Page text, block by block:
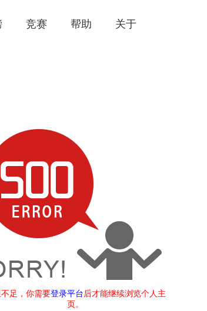
竞赛 帮助 关于
足，你需要登录平台后才能继续浏览个人主
页。